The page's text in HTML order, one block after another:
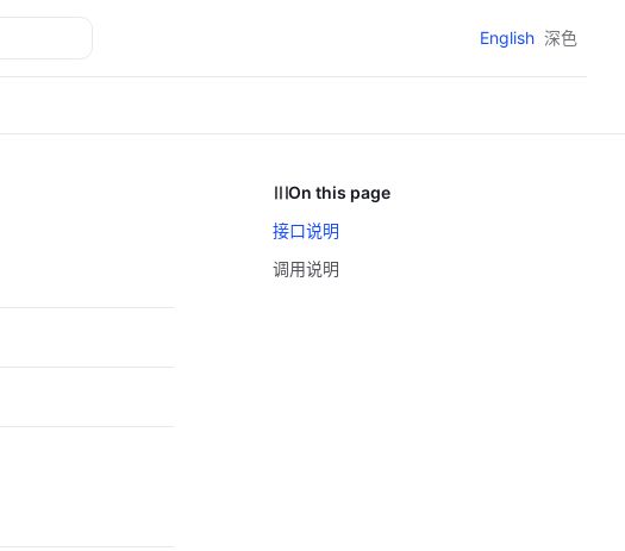
English 深色
On this page
接口说明
调用说明